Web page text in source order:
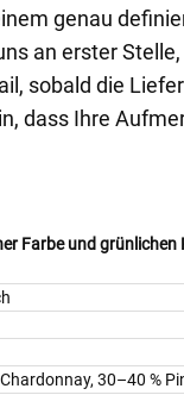
genau
an erster
sobald die
dass Ihre
Farbe und grünlichen
30–40 %